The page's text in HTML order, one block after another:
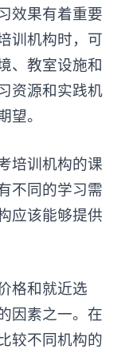
效果有着重要
训机构时，可
、教室设施和
资源和实践机
。
训机构的课
不同的学习需
应该能够提供
格和就近选
因素之一。在
较不同机构的